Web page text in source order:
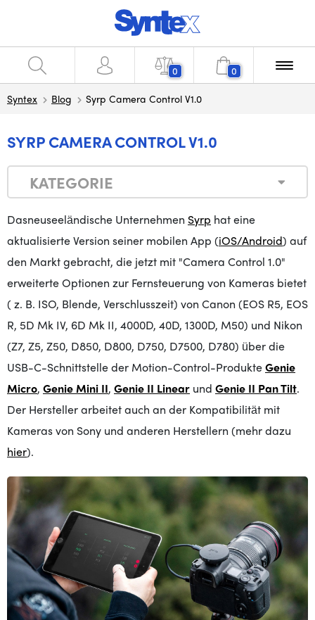
0 0
Syntex Blog Syrp Camera Control V1.0
SYRP CAMERA CONTROL V1.0
KATEGORIE
Dasneuseeländische Unternehmen Syrp hateine
aktualisierte Version seiner mobilen App (iOS/Android) auf
den Markt gebracht, die jetzt mit "Camera Control 1.0"
erweiterte Optionen zur Fernsteuerung von Kameras bietet
(z. B. ISO, Blende, Verschlusszeit) von Canon (EOS R5, EOS
R, 5D Mk IV, 6D Mk II, 4000D, 40D, 1300D, M50) und Nikon
(Z7, Z5, Z50, D850, D800, D750, D7500, D780) über die
USB-C-Schnittstelle der Motion-Control-ProdukteGenie
Micro, Genie Mini II, Genie II Linear und Genie II Pan Tilt.
Der Hersteller arbeitet auch an der Kompatibilität mit
Kameras von Sony und anderen Herstellern (mehr dazu
hier).